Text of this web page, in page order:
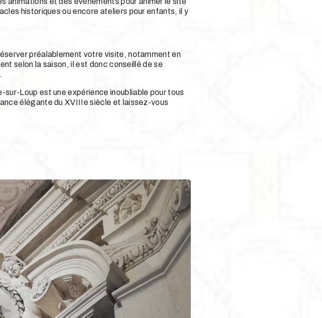
historiques ou encore ateliers pour enfants, il y
préalablement votre visite, notamment en
selon la saison, il est donc conseillé de se
sur-Loup est une expérience inoubliable pour tous
élégante du XVIIIe siècle et laissez-vous